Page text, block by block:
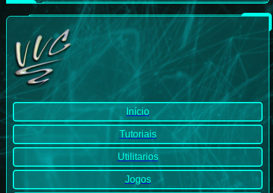
Início
Tutoriais
Utilitarios
Jogos